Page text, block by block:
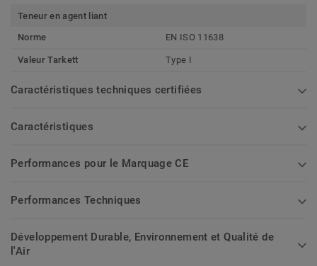
Teneur en agent liant
Norme
EN ISO 11638
Valeur Tarkett Type I
Caractéristiques techniques certifiées
Caractéristiques
Performances pour le Marquage CE
Performances Techniques
Développement Durable, Environnement et Qualité de
l'Air